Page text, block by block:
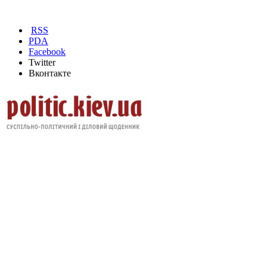
RSS
PDA
Facebook
Twitter
Вконтакте